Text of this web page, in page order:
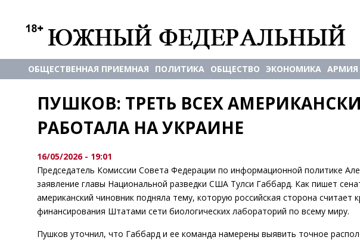
ОБЩЕСТВЕННАЯ ПРИЕМНАЯ ПОЛИТИКА ОБЩЕСТВО ЭКОНОМИКА АРМИЯ
ПУШКОВ: ТРЕТЬ ВСЕХ
РАБОТАЛА НА УКРАИНЕ
16/05/2026 - 19:01
Председатель Комиссии Совета Федерации по информационной политике
заявление главы Национальной разведки США Тулси Габбард. Как пишет
американский чиновник подняла тему, которую российская сторона считает
финансирования Штатами сети биологических лабораторий по всему миру.
Пушков уточнил, что Габбард и ее команда намерены выявить точное